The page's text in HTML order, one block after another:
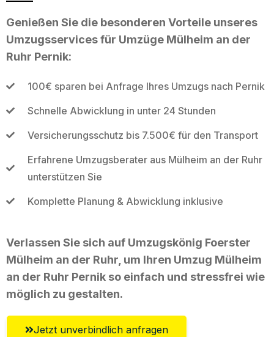
Genießen Sie die besonderen Vorteile unseres
Umzugsservices für Umzüge Mülheim an der
Ruhr Pernik:
100€ sparen bei Anfrage Ihres Umzugs nach Pernik
Schnelle Abwicklung in unter 24 Stunden
Versicherungsschutz bis 7.500€ für den Transport
Erfahrene Umzugsberater aus Mülheim an der Ruhr
unterstützen Sie
Komplette Planung & Abwicklung inklusive
Verlassen Sie sich auf Umzugskönig Foerster
Mülheim an der Ruhr, um Ihren Umzug Mülheim
an der Ruhr Pernik so einfach und stressfrei wie
möglich zu gestalten.
Jetzt unverbindlich anfragen